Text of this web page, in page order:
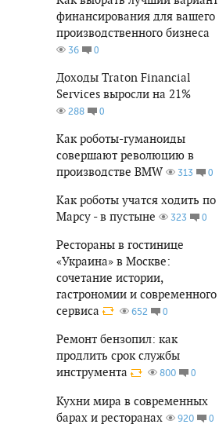
финансирования для вашего
производственного бизнеса
36 0
Доходы Traton Financial
Services выросли на 21%
288 0
Как роботы-гуманоиды
совершают революцию в
производстве BMW
313 0
Как роботы учатся ходить по
Марсу - в пустыне
323 0
Рестораны в гостинице
«Украина» в Москве:
сочетание истории,
гастрономии и современного
сервиса
652 0
Ремонт бензопил: как
продлить срок службы
инструмента
800 0
Кухни мира в современных
барах и ресторанах
920 0